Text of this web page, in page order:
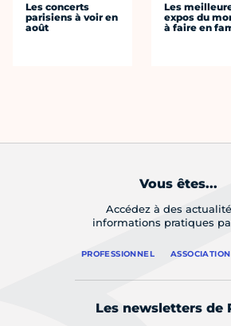
Les concerts
parisiens à voir en
août
Les
expos du
à faire en
Vous êtes...
Accédez à des
informations pratiques
PROFESSIONNEL ASSOCIATION
Les newsletters de